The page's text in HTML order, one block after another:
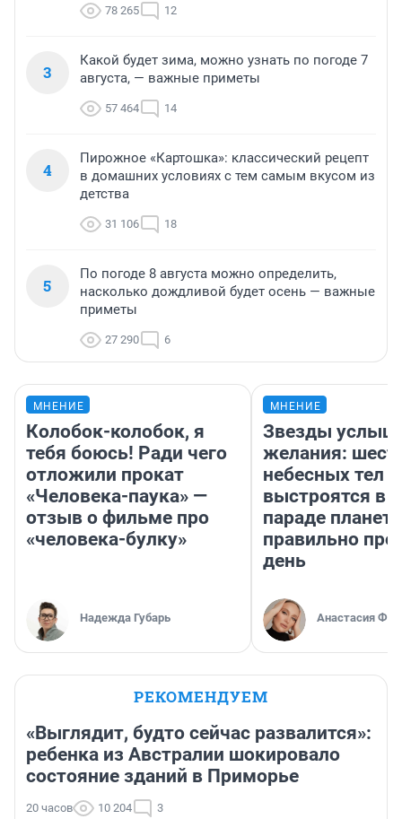
78 265 12
3
Какой будет зима, можно узнать по погоде 7
августа, — важные приметы
57 464 14
4
Пирожное «Картошка»: классический рецепт
в домашних условиях с тем самым вкусом из
детства
31 106 18
5
По погоде 8 августа можно определить,
насколько дождливой будет осень — важные
приметы
27 290 6
МНЕНИЕ
Колобок-колобок, я
тебя боюсь! Ради чего
отложили прокат
«Человека-паука» —
отзыв о фильме про
«человека-булку»
Надежда Губарь
МНЕНИЕ
Звезды
желания:
небесных тел
выстроятся в
параде планет
правильно
день
Анастасия
РЕКОМЕНДУЕМ
«Выглядит, будто сейчас развалится»:
ребенка из Австралии шокировало
состояние зданий в Приморье
20 часов 10 204 3